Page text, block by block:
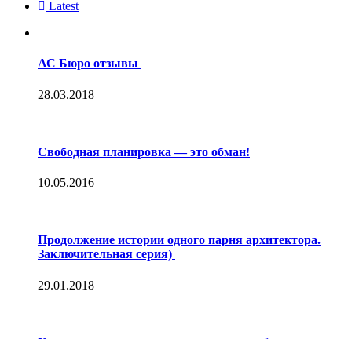
Latest
АС Бюро отзывы
28.03.2018
Свободная планировка — это обман!
10.05.2016
Продолжение истории одного парня архитектора.
Заключительная серия)
29.01.2018